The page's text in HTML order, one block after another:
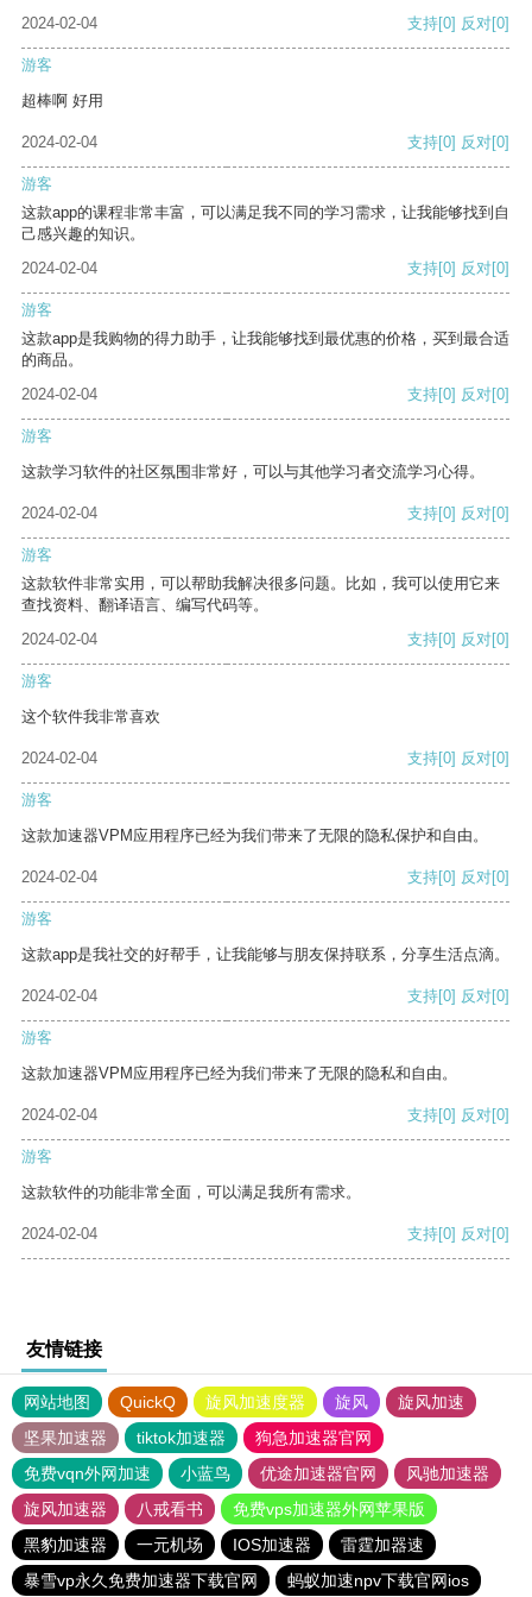
2024-02-04
支持[0] 反对[0]
游客
超棒啊 好用
2024-02-04 支持[0] 反对[0]
游客
这款app的课程非常丰富，可以满足我不同的学习需求，让我能够找到自
己感兴趣的知识。
2024-02-04
支持[0] 反对[0]
游客
这款app是我购物的得力助手，让我能够找到最优惠的价格，买到最合适
的商品。
2024-02-04
支持[0] 反对[0]
游客
这款学习软件的社区氛围非常好，可以与其他学习者交流学习心得。
2024-02-04 支持[0] 反对[0]
游客
这款软件非常实用，可以帮助我解决很多问题。比如，我可以使用它来
查找资料、翻译语言、编写代码等。
2024-02-04
支持[0] 反对[0]
游客
这个软件我非常喜欢
2024-02-04 支持[0] 反对[0]
游客
这款加速器VPM应用程序已经为我们带来了无限的隐私保护和自由。
2024-02-04 支持[0] 反对[0]
游客
这款app是我社交的好帮手，让我能够与朋友保持联系，分享生活点滴。
2024-02-04 支持[0] 反对[0]
游客
这款加速器VPM应用程序已经为我们带来了无限的隐私和自由。
2024-02-04 支持[0] 反对[0]
游客
这款软件的功能非常全面，可以满足我所有需求。
2024-02-04 支持[0] 反对[0]
友情链接
网站地图 QuickQ 旋风加速度器 旋风
旋风加速
坚果加速器
tiktok加速器
狗急加速器官网
免费vqn外网加速
小蓝鸟 优途加速器官网
风驰加速器
旋风加速器
八戒看书
免费vps加速器外网苹果版
黑豹加速器
一元机场 IOS加速器
雷霆加器速
暴雪vp永久免费加速器下载官网
蚂蚁加速npv下载官网ios